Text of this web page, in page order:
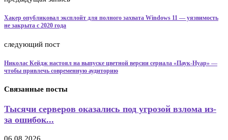
Хакер опубликовал эксплойт для полного захвата Windows 11 — уязвимость
не закрыта с 2020 года
следующий пост
Николас Кейдж настоял на выпуске цветной версии сериала «Паук-Нуар» —
чтобы привлечь современную аудиторию
Связанные посты
Тысячи серверов оказались под угрозой взлома из-
за ошибок...
06.08.2026